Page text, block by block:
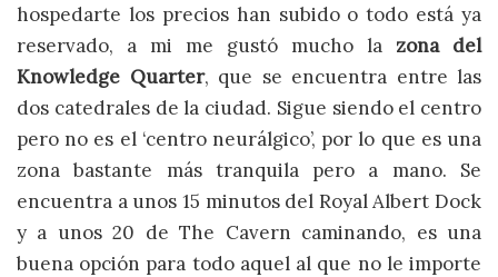
hospedarte los precios han subido o todo está ya
reservado, a mi me gustó mucho la zona del
Knowledge Quarter, que se encuentra entre las
dos catedrales de la ciudad. Sigue siendo el centro
pero no es el ‘centro neurálgico’, por lo que es una
zona bastante más tranquila pero a mano. Se
encuentra a unos 15 minutos del Royal Albert Dock
y a unos 20 de The Cavern caminando, es una
buena opción para todo aquel al que no le importe